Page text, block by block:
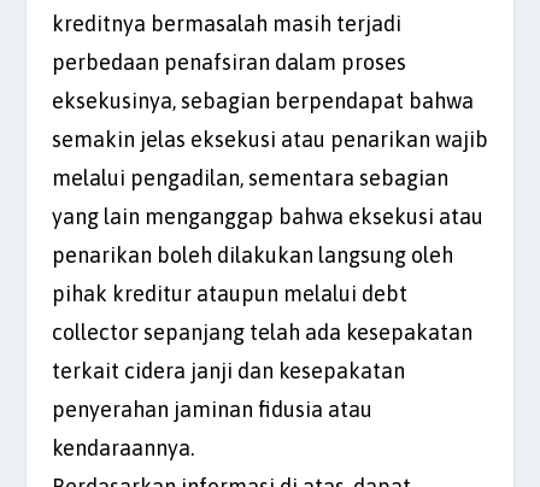
kreditnya bermasalah masih terjadi
perbedaan penafsiran dalam proses
eksekusinya, sebagian berpendapat bahwa
semakin jelas eksekusi atau penarikan wajib
melalui pengadilan, sementara sebagian
yang lain menganggap bahwa eksekusi atau
penarikan boleh dilakukan langsung oleh
pihak kreditur ataupun melalui debt
collector sepanjang telah ada kesepakatan
terkait cidera janji dan kesepakatan
penyerahan jaminan fidusia atau
kendaraannya.